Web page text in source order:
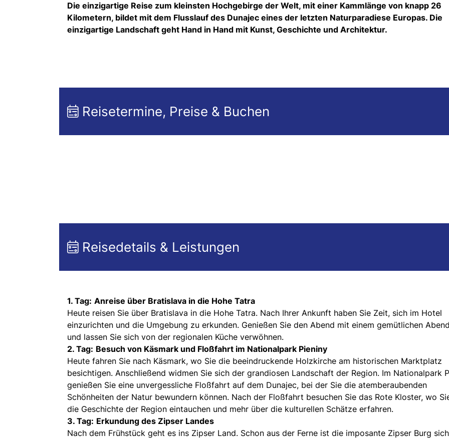
Die einzigartige Reise zum kleinsten Hochgebirge der Welt, mit einer Kammlänge von knapp 26
Kilometern, bildet mit dem Flusslauf des Dunajec eines der letzten Naturparadiese Europas. Die
einzigartige Landschaft geht Hand in Hand mit Kunst, Geschichte und Architektur.
Reisetermine, Preise & Buchen
Reisedetails & Leistungen
1. Tag: Anreise über Bratislava in die Hohe Tatra
Heute reisen Sie über Bratislava in die Hohe Tatra. Nach Ihrer Ankunft haben Sie Zeit, sich im Hotel
einzurichten und die Umgebung zu erkunden. Genießen Sie den Abend mit einem gemütlichen
und lassen Sie sich von der regionalen Küche verwöhnen.
2. Tag: Besuch von Käsmark und Floßfahrt im Nationalpark Pieniny
Heute fahren Sie nach Käsmark, wo Sie die beeindruckende Holzkirche am historischen Marktplatz
besichtigen. Anschließend widmen Sie sich der grandiosen Landschaft der Region. Im Nationalpark
genießen Sie eine unvergessliche Floßfahrt auf dem Dunajec, bei der Sie die atemberaubenden
Schönheiten der Natur bewundern können. Nach der Floßfahrt besuchen Sie das Rote Kloster, wo
die Geschichte der Region eintauchen und mehr über die kulturellen Schätze erfahren.
3. Tag: Erkundung des Zipser Landes
Nach dem Frühstück geht es ins Zipser Land. Schon aus der Ferne ist die imposante Zipser Burg